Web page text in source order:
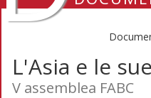
L'Asia e le
V assemblea FABC